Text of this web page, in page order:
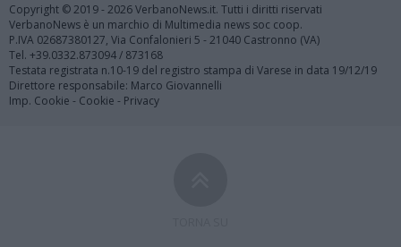
Copyright © 2019 - 2026 VerbanoNews.it. Tutti i diritti riservati
VerbanoNews è un marchio di Multimedia news soc coop.
P.IVA 02687380127, Via Confalonieri 5 - 21040 Castronno (VA)
Tel. +39.0332.873094 / 873168
Testata registrata n.10-19 del registro stampa di Varese in data 19/12/19
Direttore responsabile: Marco Giovannelli
Imp. Cookie - Cookie - Privacy